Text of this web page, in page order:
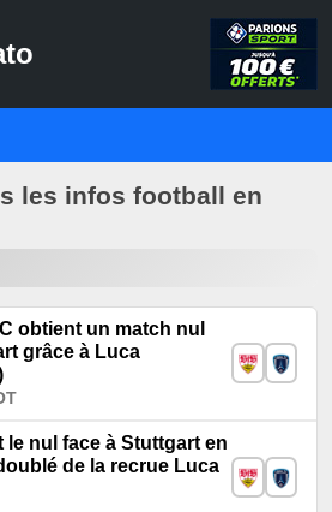
les infos football en
obtient un match nul
grâce à Luca
le nul face à Stuttgart en
de la recrue Luca